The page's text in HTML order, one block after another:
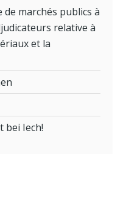
marchés publics à
relative à
et la
bei Iech!